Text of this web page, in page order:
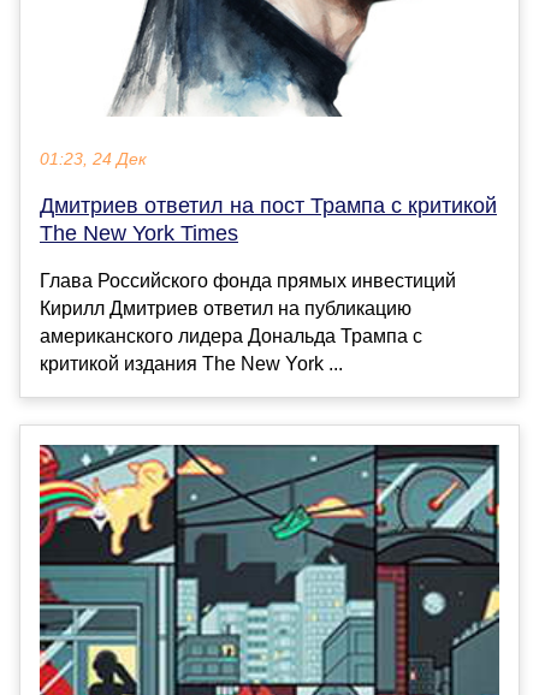
01:23, 24 Дек
Дмитриев ответил на пост Трампа с критикой
The New York Times
Глава Российского фонда прямых инвестиций
Кирилл Дмитриев ответил на публикацию
американского лидера Дональда Трампа с
критикой издания The New York ...